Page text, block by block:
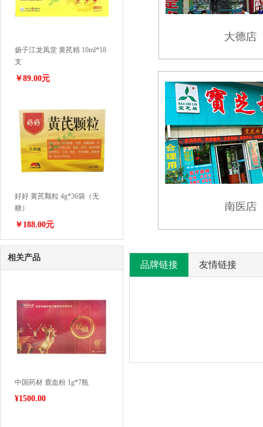
扬子江龙凤堂 黄芪精 10ml*18
支
￥89.00元
好好 黄芪颗粒 4g*36袋（无
糖）
￥188.00元
相关产品
中国药材 鹿血粉 1g*7瓶
¥1500.00
品牌链接 友情链接